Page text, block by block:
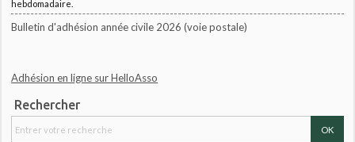
hebdomadaire.
Bulletin d'adhésion année civile 2026 (voie postale)
Adhésion en ligne sur HelloAsso
Rechercher